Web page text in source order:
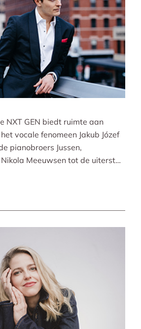
NXT GEN biedt ruimte aan
vocale fenomeen Jakub Józef
pianobroers Jussen,
Meeuwsen tot de uiterst
barok tot wereldpremière.